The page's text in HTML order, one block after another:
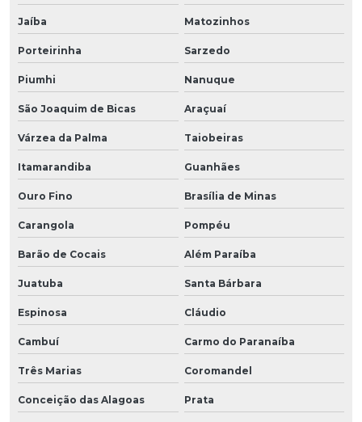
Jaíba Matozinhos
Porteirinha Sarzedo
Piumhi Nanuque
São Joaquim de Bicas Araçuaí
Várzea da Palma Taiobeiras
Itamarandiba Guanhães
Ouro Fino Brasília de Minas
Carangola Pompéu
Barão de Cocais Além Paraíba
Juatuba Santa Bárbara
Espinosa Cláudio
Cambuí Carmo do Paranaíba
Três Marias Coromandel
Conceição das Alagoas Prata